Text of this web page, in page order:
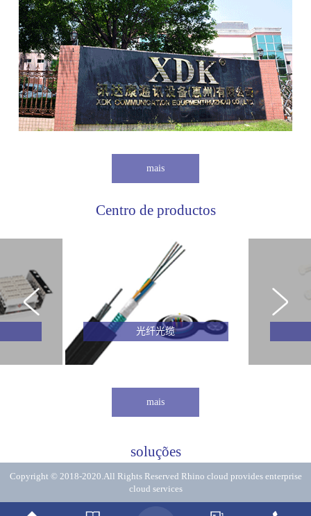
mais
Centro de productos
光纤光缆
mais
soluções
Copyright © 2018-2020.All Rights Reserved Rhino cloud provides enterprise
cloud services